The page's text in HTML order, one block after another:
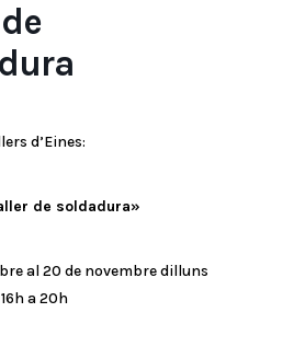
d’Eines:
de soldadura»
al 20 de novembre dilluns
a 20h